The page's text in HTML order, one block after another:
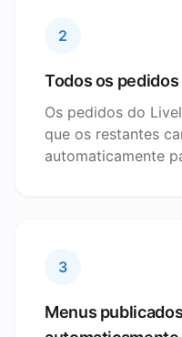
2
Todos os
Os pedidos do
que os restantes
automaticamente
3
Menus